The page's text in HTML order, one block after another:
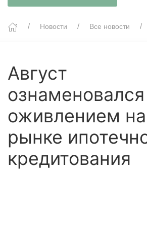
Новости Все новости
Август
ознаменовался
оживлением на
рынке
кредитования